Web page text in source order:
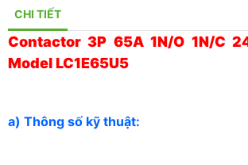
CHI TIẾT
Contactor 3P 65A 1N/O 1N/C
Model LC1E65U5
a) Thông số kỹ thuật: